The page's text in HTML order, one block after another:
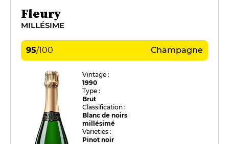
Fleury
MILLÉSIME
95/100 Champagne
Vintage :
1990
Type :
Brut
Classification :
Blanc de noirs
millésimé
Varieties :
Pinot noir